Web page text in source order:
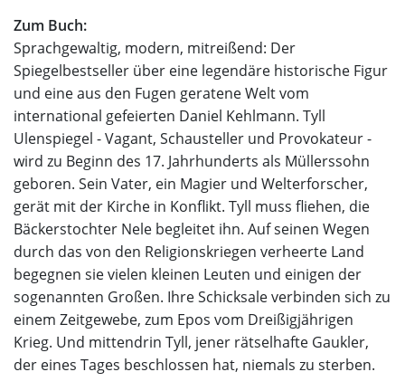
Zum Buch:
Sprachgewaltig, modern, mitreißend: Der
Spiegelbestseller über eine legendäre historische Figur
und eine aus den Fugen geratene Welt vom
international gefeierten Daniel Kehlmann. Tyll
Ulenspiegel - Vagant, Schausteller und Provokateur -
wird zu Beginn des 17. Jahrhunderts als Müllerssohn
geboren. Sein Vater, ein Magier und Welterforscher,
gerät mit der Kirche in Konflikt. Tyll muss fliehen, die
Bäckerstochter Nele begleitet ihn. Auf seinen Wegen
durch das von den Religionskriegen verheerte Land
begegnen sie vielen kleinen Leuten und einigen der
sogenannten Großen. Ihre Schicksale verbinden sich zu
einem Zeitgewebe, zum Epos vom Dreißigjährigen
Krieg. Und mittendrin Tyll, jener rätselhafte Gaukler,
der eines Tages beschlossen hat, niemals zu sterben.